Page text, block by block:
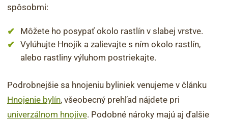
spôsobmi:
Môžete ho posypať okolo rastlín v slabej vrstve.
Vylúhujte Hnojík a zalievajte s ním okolo rastlín,
alebo rastliny výluhom postriekajte.
Podrobnejšie sa hnojeniu byliniek venujeme v článku
Hnojenie bylín, všeobecný prehľad nájdete pri
univerzálnom hnojive. Podobné nároky majú aj ďalšie